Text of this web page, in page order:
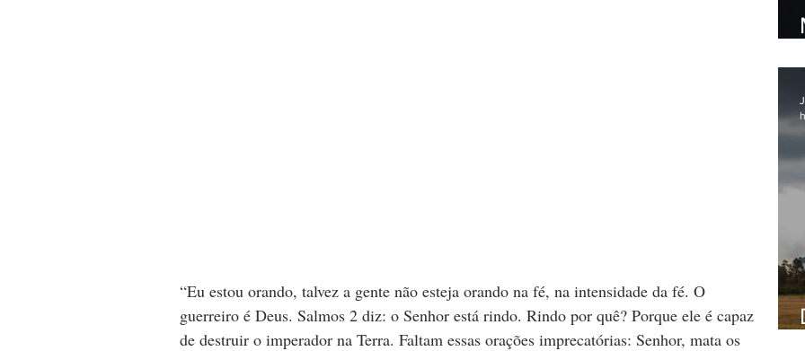
“Eu estou orando, talvez a gente não esteja orando na fé, na intensidade da fé. O
guerreiro é Deus. Salmos 2 diz: o Senhor está rindo. Rindo por quê? Porque ele é capaz
de destruir o imperador na Terra. Faltam essas orações imprecatórias: Senhor, mata os